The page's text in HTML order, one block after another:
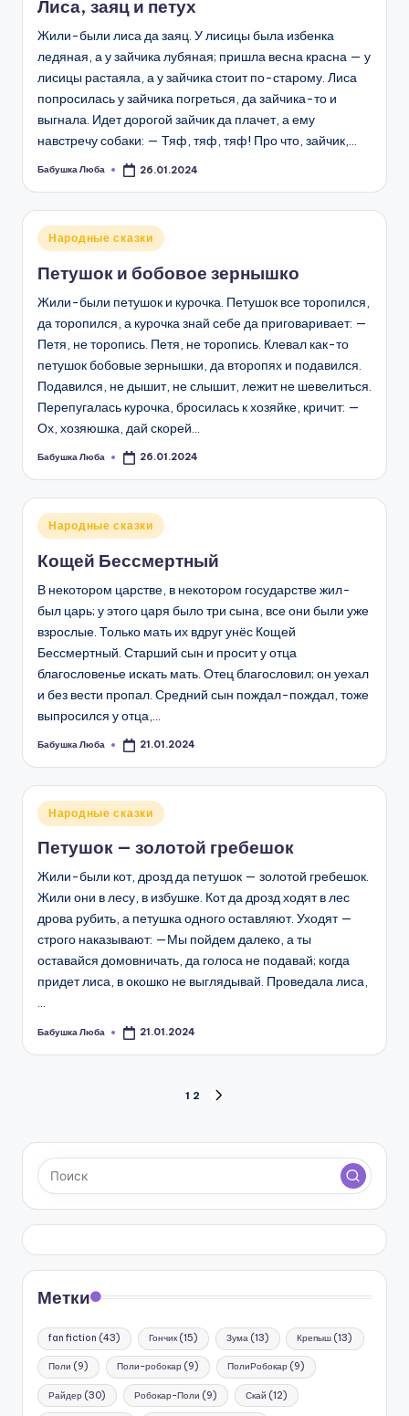
Лиса, заяц и петух
Жили-были лиса да заяц. У лисицы была избенка
ледяная, а у зайчика лубяная; пришла весна красна — у
лисицы растаяла, а у зайчика стоит по-старому. Лиса
попросилась у зайчика погреться, да зайчика-то и
выгнала. Идет дорогой зайчик да плачет, а ему
навстречу собаки: — Тяф, тяф, тяф! Про что, зайчик,…
Запись
Бабушка Люба 26.01.2024
Опубликовано
Народные сказки
Петушок и бобовое зернышко
Жили-были петушок и курочка. Петушок все торопился,
да торопился, а курочка знай себе да приговаривает: —
Петя, не торопись. Петя, не торопись. Клевал как-то
петушок бобовые зернышки, да второпях и подавился.
Подавился, не дышит, не слышит, лежит не шевелиться.
Перепугалась курочка, бросилась к хозяйке, кричит: —
Ох, хозяюшка, дай скорей…
Запись
Бабушка Люба 26.01.2024
Опубликовано
Народные сказки
Кощей Бессмертный
В некотором царстве, в некотором государстве жил-
был царь; у этого царя было три сына, все они были уже
взрослые. Только мать их вдруг унёс Кощей
Бессмертный. Старший сын и просит у отца
благословенье искать мать. Отец благословил; он уехал
и без вести пропал. Средний сын пождал-пождал, тоже
выпросился у отца,…
Запись
Бабушка Люба 21.01.2024
Опубликовано
Народные сказки
Петушок — золотой гребешок
Жили-были кот, дрозд да петушок — золотой гребешок.
Жили они в лесу, в избушке. Кот да дрозд ходят в лес
дрова рубить, а петушка одного оставляют. Уходят —
строго наказывают: —Мы пойдем далеко, а ты
оставайся домовничать, да голоса не подавай; когда
придет лиса, в окошко не выглядывай. Проведала лиса,
…
Запись
Бабушка Люба 21.01.2024
записей
1 2
Метки
fan fiction (43) Гончик(15) Зума(13) Крепыш (13)
Поли (9) Поли-робокар (9) ПолиРобокар (9)
Райдер (30) Робокар-Поли (9) Скай (12)